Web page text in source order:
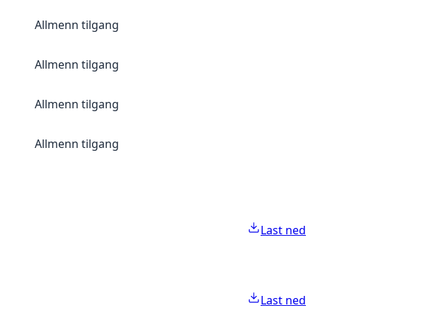
Allmenn tilgang
Allmenn tilgang
Allmenn tilgang
Allmenn tilgang
Last ned
Last ned